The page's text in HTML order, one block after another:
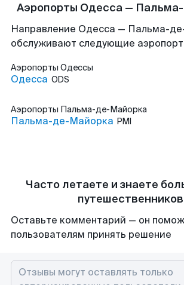
Аэропорты Одесса —
Направление Одесса — Пальма-
обслуживают следующие
Аэропорты Одессы
Одесса ODS
Аэропорты Пальма-де-Майорка
Пальма-де-Майорка PMI
Часто летаете и знаете
Оставьте комментарий — он
пользователям принять решение